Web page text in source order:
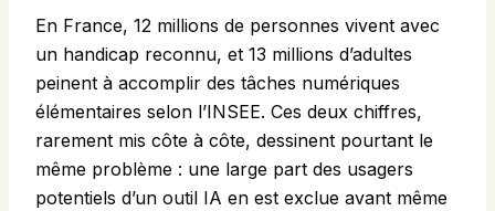
En France, 12 millions de personnes vivent avec
un handicap reconnu, et 13 millions d’adultes
peinent à accomplir des tâches numériques
élémentaires selon l’INSEE. Ces deux chiffres,
rarement mis côte à côte, dessinent pourtant le
même problème : une large part des usagers
potentiels d’un outil IA en est exclue avant même